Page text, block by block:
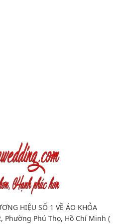
HIỆU SỐ 1 VỀ ÁO KHỎA
Phường Phú Thọ, Hồ Chí Minh (